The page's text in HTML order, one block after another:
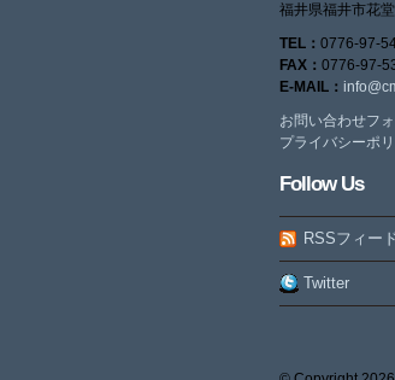
福井県福井市花
TEL： 0776-97-
FAX： 0776-97-
E-MAIL：
お問い合わせフ
プライバシーポ
Follow Us
RSSフィード
Twitter